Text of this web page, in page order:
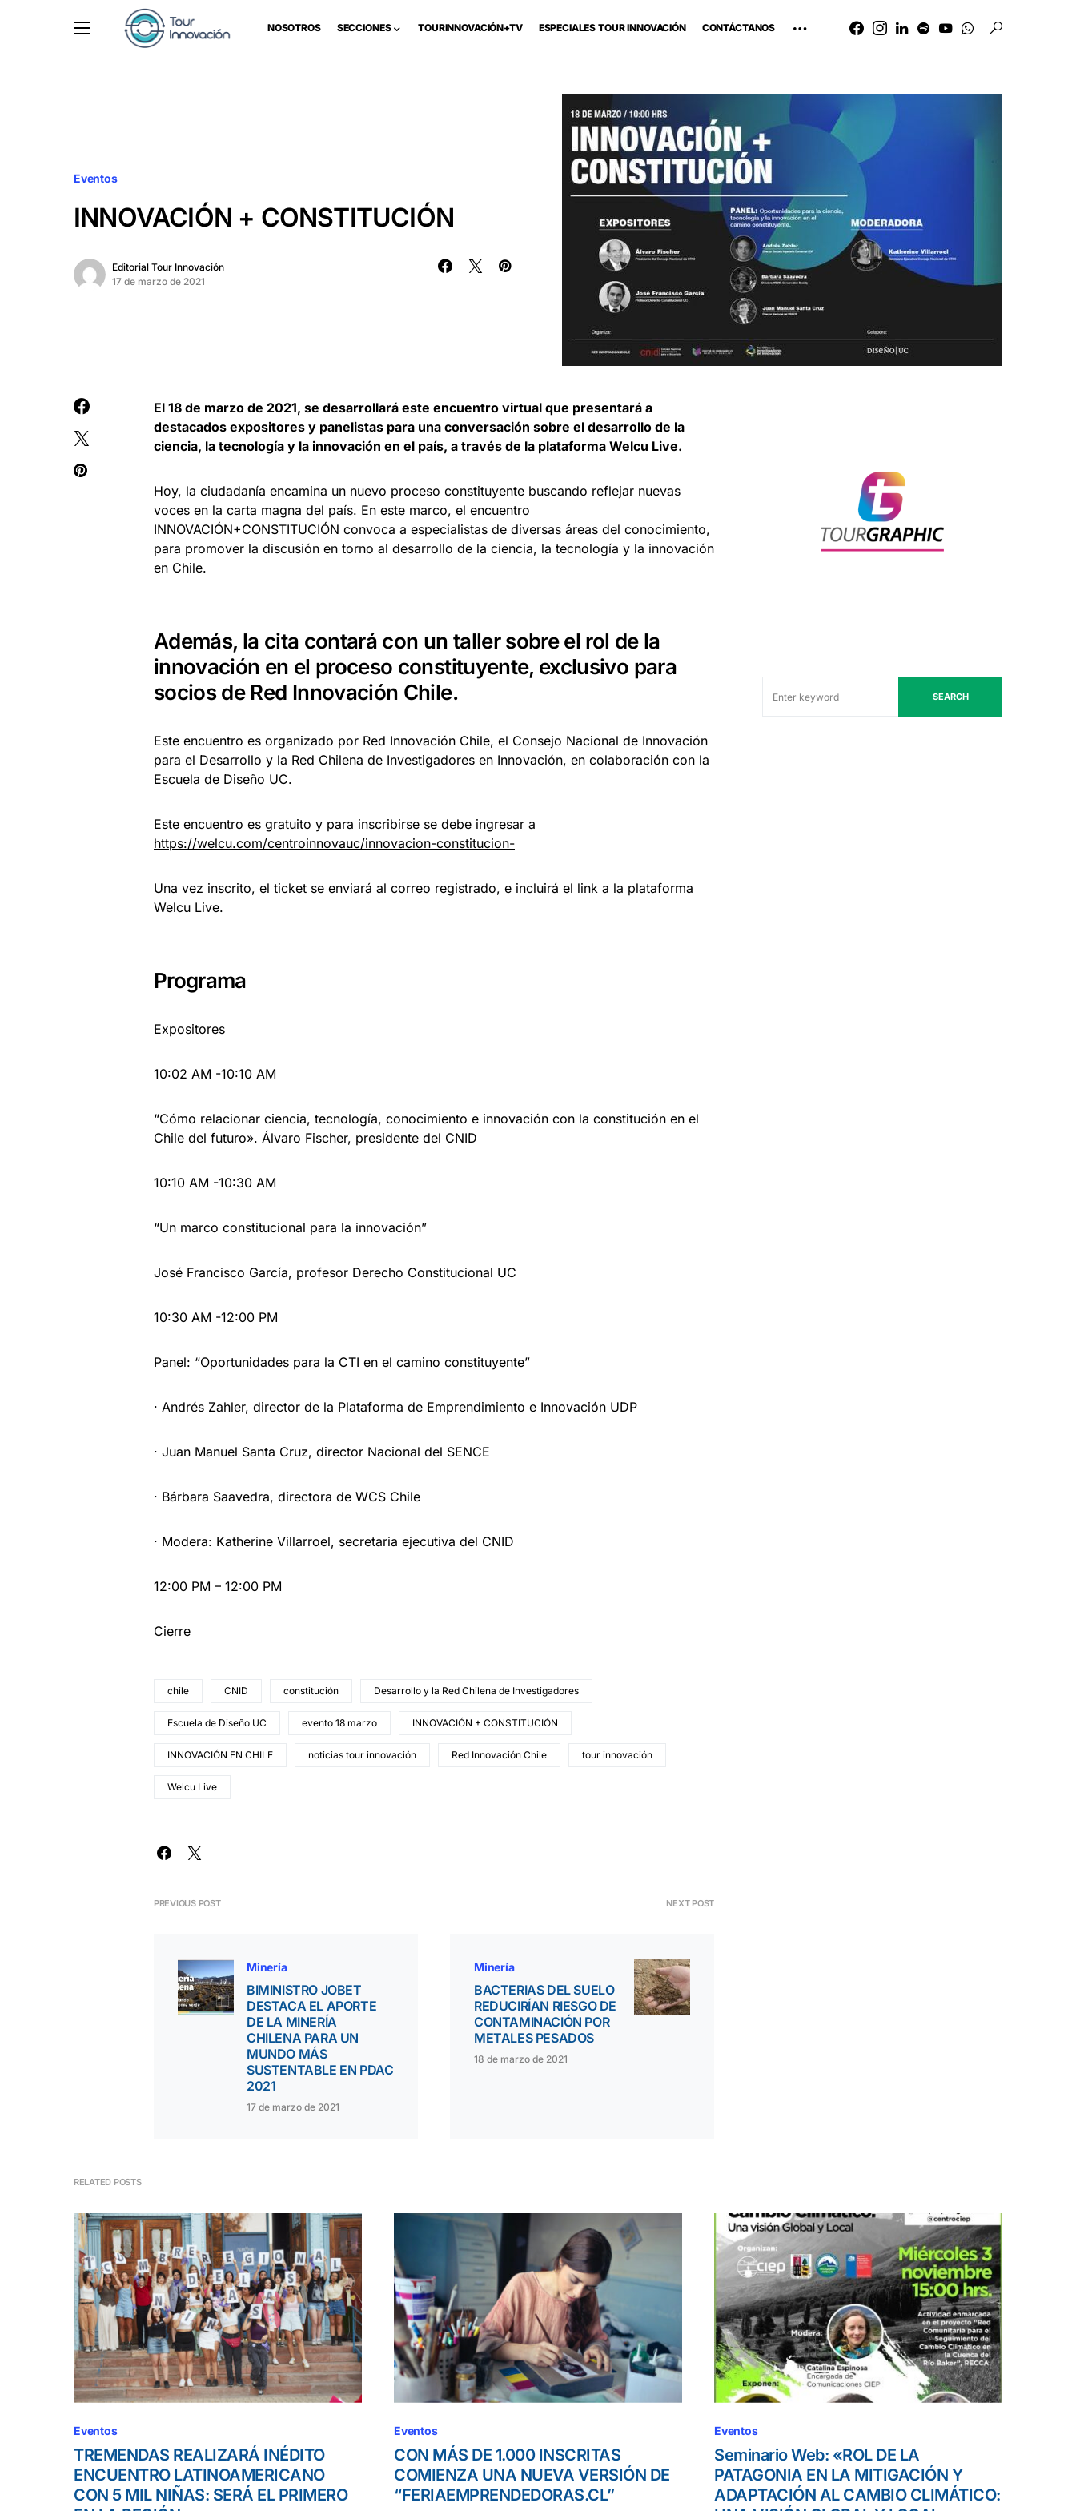
NOSOTROS SECCIONES TOURINNOVACIÓN+TV ESPECIALES TOUR INNOVACIÓN CONTÁCTANOS
Eventos
INNOVACIÓN + CONSTITUCIÓN
Editorial Tour Innovación
17 de marzo de 2021
El 18 de marzo de 2021, se desarrollará este encuentro virtual que presentará a
destacados expositores y panelistas para una conversación sobre el desarrollo de la
ciencia, la tecnología y la innovación en el país, a través de la plataforma Welcu Live.
Hoy, la ciudadanía encamina un nuevo proceso constituyente buscando reflejar nuevas
voces en la carta magna del país. En este marco, el encuentro
INNOVACIÓN+CONSTITUCIÓN convoca a especialistas de diversas áreas del conocimiento,
para promover la discusión en torno al desarrollo de la ciencia, la tecnología y la innovación
en Chile.
Además, la cita contará con un taller sobre el rol de la
innovación en el proceso constituyente, exclusivo para
socios de Red Innovación Chile.
Este encuentro es organizado por Red Innovación Chile, el Consejo Nacional de Innovación
para el Desarrollo y la Red Chilena de Investigadores en Innovación, en colaboración con la
Escuela de Diseño UC.
Este encuentro es gratuito y para inscribirse se debe ingresar a
https://welcu.com/centroinnovauc/innovacion-constitucion-
Una vez inscrito, el ticket se enviará al correo registrado, e incluirá el link a la plataforma
Welcu Live.
Programa
Expositores
10:02 AM -10:10 AM
“Cómo relacionar ciencia, tecnología, conocimiento e innovación con la constitución en el
Chile del futuro». Álvaro Fischer, presidente del CNID
10:10 AM -10:30 AM
“Un marco constitucional para la innovación”
José Francisco García, profesor Derecho Constitucional UC
10:30 AM -12:00 PM
Panel: “Oportunidades para la CTI en el camino constituyente”
· Andrés Zahler, director de la Plataforma de Emprendimiento e Innovación UDP
· Juan Manuel Santa Cruz, director Nacional del SENCE
· Bárbara Saavedra, directora de WCS Chile
· Modera: Katherine Villarroel, secretaria ejecutiva del CNID
12:00 PM – 12:00 PM
Cierre
chile CNID constitución Desarrollo y la Red Chilena de Investigadores
Escuela de Diseño UC evento 18 marzo INNOVACIÓN + CONSTITUCIÓN
INNOVACIÓN EN CHILE noticias tour innovación Red Innovación Chile tour innovación
Welcu Live
PREVIOUS POST
Minería
BIMINISTRO JOBET
DESTACA EL APORTE
DE LA MINERÍA
CHILENA PARA UN
MUNDO MÁS
SUSTENTABLE EN PDAC
2021
17 de marzo de 2021
NEXT POST
Minería
BACTERIAS DEL SUELO
REDUCIRÍAN RIESGO DE
CONTAMINACIÓN POR
METALES PESADOS
18 de marzo de 2021
SEARCH
RELATED POSTS
Eventos
TREMENDAS REALIZARÁ INÉDITO
ENCUENTRO LATINOAMERICANO
CON 5 MIL NIÑAS: SERÁ EL PRIMERO
Eventos
CON MÁS DE 1.000 INSCRITAS
COMIENZA UNA NUEVA VERSIÓN DE
“FERIAEMPRENDEDORAS.CL”
Eventos
Seminario Web: «ROL DE LA
PATAGONIA EN LA MITIGACIÓN Y
ADAPTACIÓN AL CAMBIO CLIMÁTICO: